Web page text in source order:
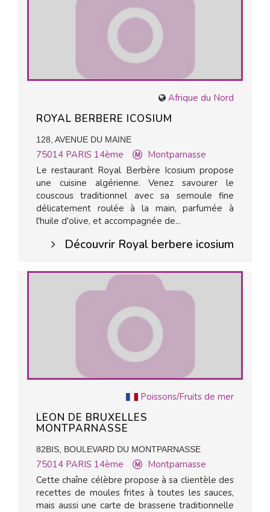
Afrique du Nord
ROYAL BERBERE ICOSIUM
128, AVENUE DU MAINE
75014 PARIS 14ème
Montparnasse
Le restaurant Royal Berbère Icosium propose
une cuisine algérienne. Venez savourer le
couscous traditionnel avec sa semoule fine
délicatement roulée à la main, parfumée à
l'huile d'olive, et accompagnée de...
Découvrir Royal berbere icosium
Poissons/Fruits de mer
LEON DE BRUXELLES
MONTPARNASSE
82BIS, BOULEVARD DU MONTPARNASSE
75014 PARIS 14ème
Montparnasse
Cette chaîne célèbre propose à sa clientèle des
recettes de moules frites à toutes les sauces,
mais aussi une carte de brasserie traditionnelle